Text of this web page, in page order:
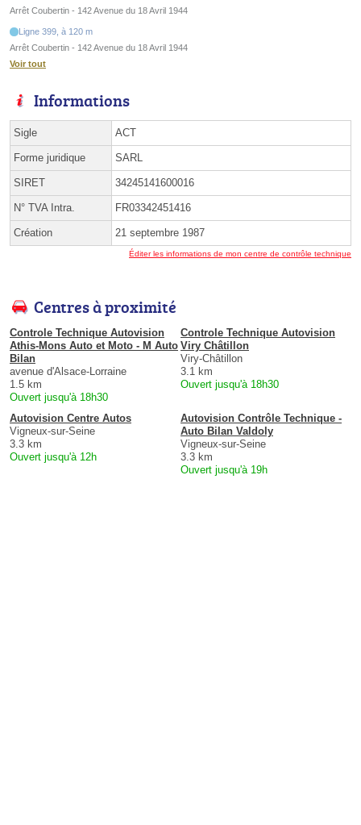
Arrêt Coubertin - 142 Avenue du 18 Avril 1944
Ligne 399, à 120 m
Arrêt Coubertin - 142 Avenue du 18 Avril 1944
Voir tout
Informations
Sigle ACT
Forme juridique SARL
SIRET 34245141600016
N° TVA Intra. FR03342451416
Création 21 septembre 1987
Éditer les informations de mon centre de contrôle technique
Centres à proximité
Controle Technique Autovision
Athis-Mons Auto et Moto - M Auto
Bilan
avenue d'Alsace-Lorraine
1.5 km
Ouvert jusqu'à 18h30
Controle Technique Autovision
Viry Châtillon
Viry-Châtillon
3.1 km
Ouvert jusqu'à 18h30
Autovision Centre Autos
Vigneux-sur-Seine
3.3 km
Ouvert jusqu'à 12h
Autovision Contrôle Technique -
Auto Bilan Valdoly
Vigneux-sur-Seine
3.3 km
Ouvert jusqu'à 19h